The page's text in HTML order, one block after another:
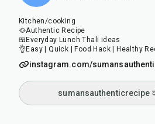
Kitchen/cooking
🥘Authentic Recipe
🍱Everyday Lunch Thali ideas
👌Easy | Quick | Food Hack | Healthy
instagram.com/
sumansauthenticrecipe